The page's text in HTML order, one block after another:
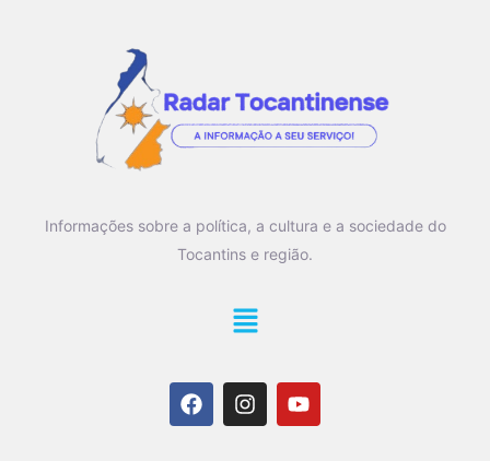
Informações sobre a política, a cultura e a sociedade do
Tocantins e região.
Main
F
a
I
n
Y
o